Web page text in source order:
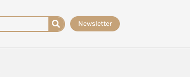
Newsletter